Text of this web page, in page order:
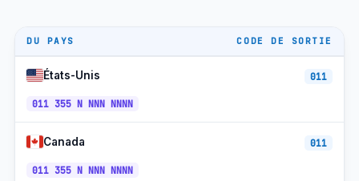
Vodafone Mobile (06) +355-67 CET/CEST
Un mobile albanais CET/CEST
Un portable (068)
Mobile hérité (06)
Sans frais (0800)
DU PAYS CODE DE SORTIE
États-Unis 011
011 355 N NNN NNNN
Canada 011
011 355 N NNN NNNN